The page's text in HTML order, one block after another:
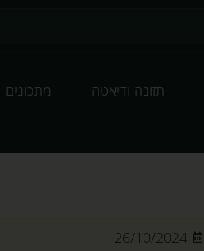
תזונה ודיאטה מתכונים
26/10/2024